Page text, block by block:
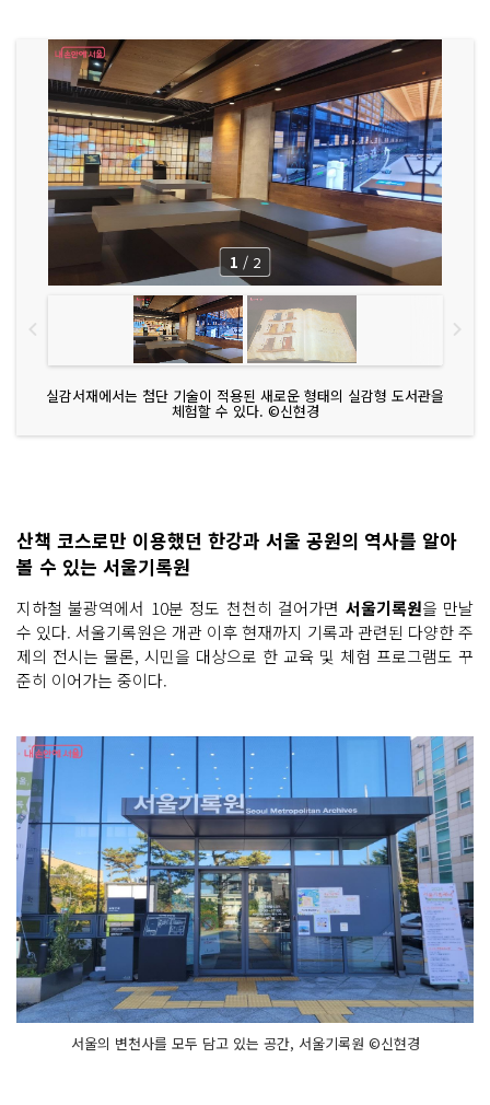
실감서재에서는 첨단 기술이 적용된 새로운 형태의 실감형 도서관을
체험할 수 있다. ©신현경
1 / 2
산책 코스로만 이용했던 한강과 서울 공원의 역사를 알아
볼 수 있는 서울기록원
지하철 불광역에서 10분 정도 천천히 걸어가면 서울기록원을 만날
수 있다. 서울기록원은 개관 이후 현재까지 기록과 관련된 다양한 주
제의 전시는 물론, 시민을 대상으로 한 교육 및 체험 프로그램도 꾸
준히 이어가는 중이다.
서울의 변천사를 모두 담고 있는 공간, 서울기록원 ©신현경